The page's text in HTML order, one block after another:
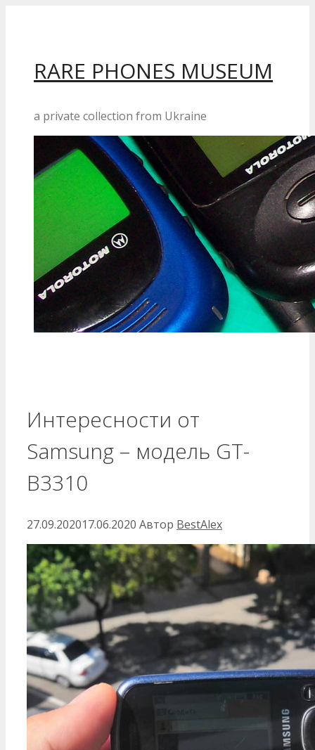
RARE PHONES MUSEUM
a private collection from Ukraine
Интересности от
Samsung – модель GT-
B3310
27.09.202017.06.2020 Автор BestAlex